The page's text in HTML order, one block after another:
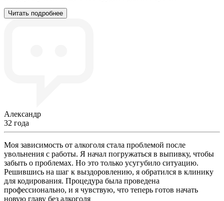
Читать подробнее
Александр
32 года
Моя зависимость от алкоголя стала проблемой после
увольнения с работы. Я начал погружаться в выпивку, чтобы
забыть о проблемах. Но это только усугубило ситуацию.
Решившись на шаг к выздоровлению, я обратился в клинику
для кодирования. Процедура была проведена
профессионально, и я чувствую, что теперь готов начать
новую главу без алкоголя